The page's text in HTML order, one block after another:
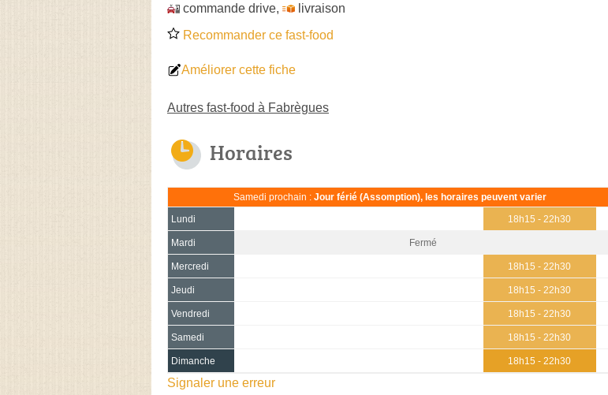
commande drive,
livraison
Recommander ce fast-food
Améliorer cette fiche
Autres fast-food à Fabrègues
Horaires
Samedi prochain : Jour férié (Assomption), les horaires peuvent varier
Lundi 18h15 - 22h30
Mardi Fermé
Mercredi 18h15 - 22h30
Jeudi 18h15 - 22h30
Vendredi 18h15 - 22h30
Samedi 18h15 - 22h30
Dimanche 18h15 - 22h30
Signaler une erreur